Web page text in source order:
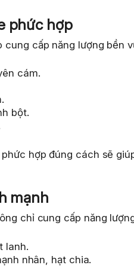
phức hợp
cung cấp năng lượng bền
cám.
bột.
hợp đúng cách sẽ
mạnh
chỉ cung cấp năng
lanh.
nhân, hạt chia.